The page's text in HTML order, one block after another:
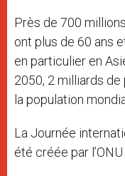
Près de 700
ont plus de 60 ans
en particulier en
2050, 2 milliards
la population
La Journée
été créée par l’ONU